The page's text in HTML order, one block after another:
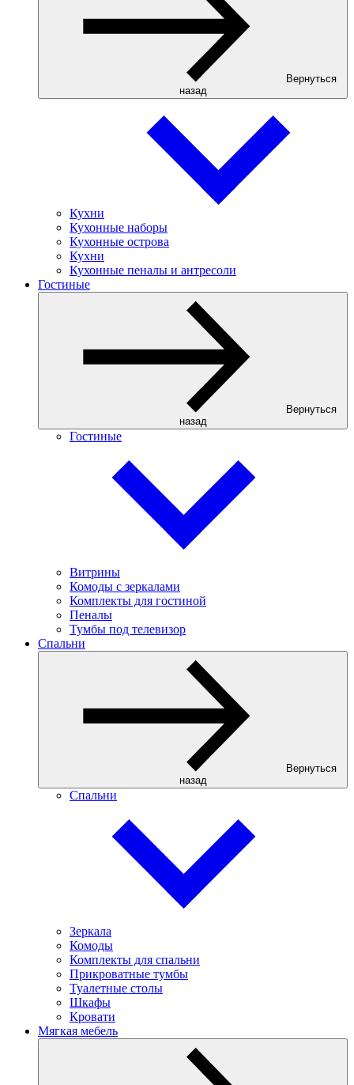
Вернуться
назад
Кухни
Кухонные наборы
Кухонные острова
Кухни
Кухонные пеналы и антресоли
Гостиные
Вернуться
назад
Гостиные
Витрины
Комоды с зеркалами
Комплекты для гостиной
Пеналы
Тумбы под телевизор
Спальни
Вернуться
назад
Спальни
Зеркала
Комоды
Комплекты для спальни
Прикроватные тумбы
Туалетные столы
Шкафы
Кровати
Мягкая мебель